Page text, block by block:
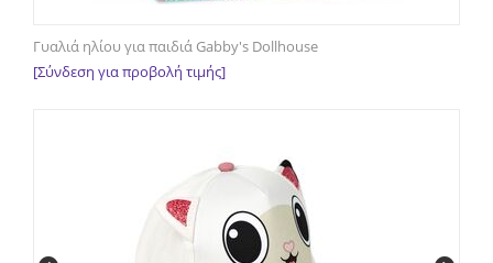
Γυαλιά ηλίου για παιδιά Gabby's Dollhouse
[Σύνδεση για προβολή τιμής]